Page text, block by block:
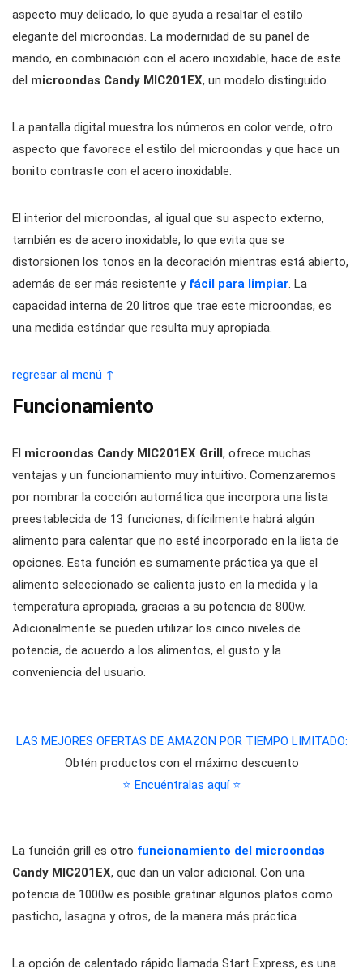
aspecto muy delicado, lo que ayuda a resaltar el estilo
elegante del microondas. La modernidad de su panel de
mando, en combinación con el acero inoxidable, hace de este
del microondas Candy MIC201EX, un modelo distinguido.
La pantalla digital muestra los números en color verde, otro
aspecto que favorece el estilo del microondas y que hace un
bonito contraste con el acero inoxidable.
El interior del microondas, al igual que su aspecto externo,
también es de acero inoxidable, lo que evita que se
distorsionen los tonos en la decoración mientras está abierto,
además de ser más resistente y fácil para limpiar. La
capacidad interna de 20 litros que trae este microondas, es
una medida estándar que resulta muy apropiada.
regresar al menú ↑
Funcionamiento
El microondas Candy MIC201EX Grill, ofrece muchas
ventajas y un funcionamiento muy intuitivo. Comenzaremos
por nombrar la cocción automática que incorpora una lista
preestablecida de 13 funciones; difícilmente habrá algún
alimento para calentar que no esté incorporado en la lista de
opciones. Esta función es sumamente práctica ya que el
alimento seleccionado se calienta justo en la medida y la
temperatura apropiada, gracias a su potencia de 800w.
Adicionalmente se pueden utilizar los cinco niveles de
potencia, de acuerdo a los alimentos, el gusto y la
conveniencia del usuario.
LAS MEJORES OFERTAS DE AMAZON POR TIEMPO LIMITADO:
Obtén productos con el máximo descuento
⭐ Encuéntralas aquí ⭐
La función grill es otro funcionamiento del microondas
Candy MIC201EX, que dan un valor adicional. Con una
potencia de 1000w es posible gratinar algunos platos como
pasticho, lasagna y otros, de la manera más práctica.
La opción de calentado rápido llamada Start Express, es una